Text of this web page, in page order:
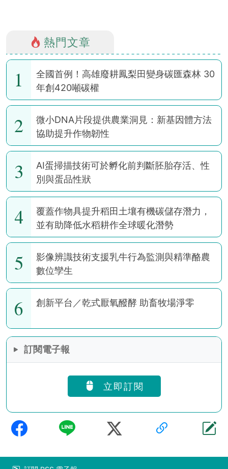
熱門文章
1
全國首例！高雄廢耕鳳梨田變身碳匯森林 30
年創420噸碳權
2
微小DNA片段提供農業洞見：新基因體方法
協助提升作物韌性
3
AI蛋掃描技術可於孵化前判斷胚胎存活、性
別與蛋品性狀
4
覆蓋作物具提升稻田土壤有機碳儲存潛力，
並有助降低水稻耕作全球暖化潛勢
5
影像辨識技術支援乳牛行為監測與精準酪農
數位孿生
6 創新平台／乾式厭氧醱酵 助畜牧場淨零
訂閱電子報
立即訂閱